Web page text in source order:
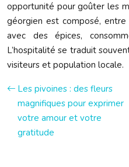
opportunité pour goûter les
géorgien est composé,
avec des épices,
L’hospitalité se traduit
visiteurs et population locale.
Les pivoines : des fleurs
magnifiques pour exprimer
votre amour et votre
gratitude